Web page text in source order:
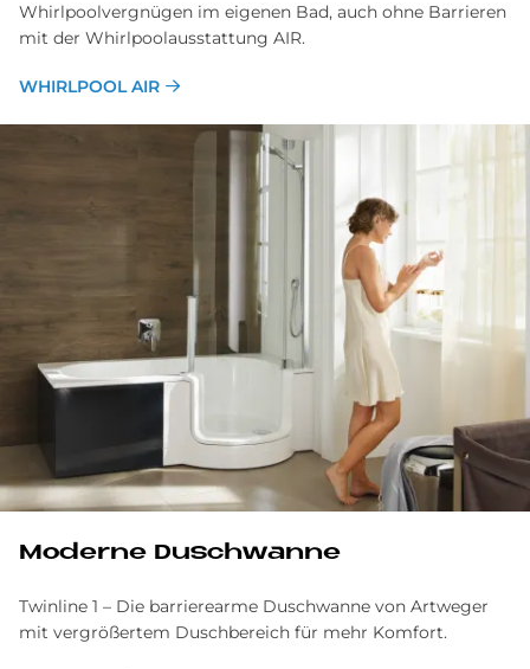
Whirlpoolvergnügen im eigenen Bad, auch ohne Barrieren
mit der Whirlpoolausstattung AIR.
WHIRLPOOL AIR
Moderne Duschwanne
Twinline 1 – Die barrierearme Duschwanne von Artweger
mit vergrößertem Duschbereich für mehr Komfort.